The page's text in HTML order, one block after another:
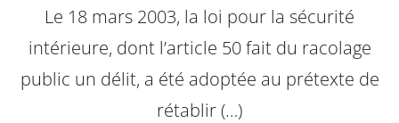
Le 18 mars 2003, la loi pour la sécurité
intérieure, dont l’article 50 fait du racolage
public un délit, a été adoptée au prétexte de
rétablir (…)